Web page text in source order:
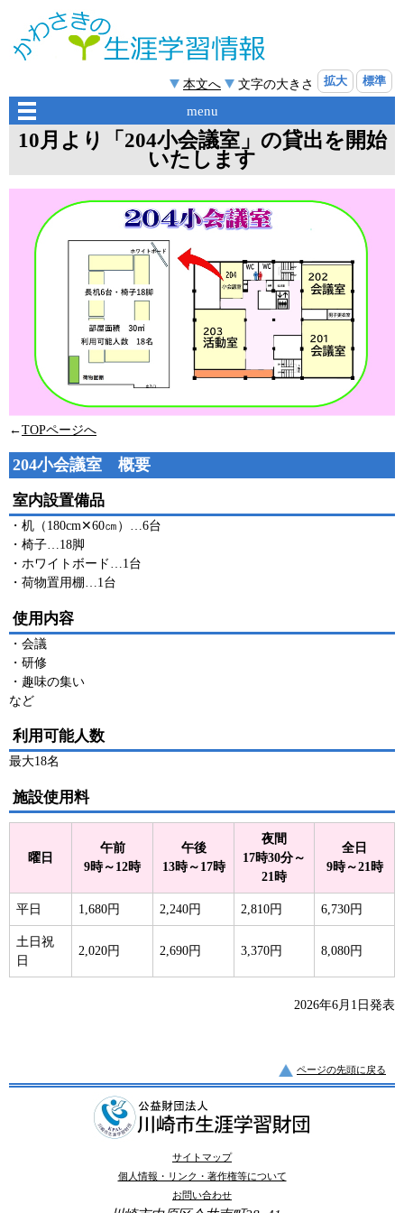
本文へ 文字の大きさ 拡大 標準
menu
10月より「204小会議室」の貸出を開始
いたします
←TOPページへ
204小会議室 概要
室内設置備品
・机（180cm✕60㎝）…6台
・椅子…18脚
・ホワイトボード…1台
・荷物置用棚…1台
使用内容
・会議
・研修
・趣味の集い
など
利用可能人数
最大18名
施設使用料
曜日
午前
9時～12時
午後
13時～17時
夜間
17時30分～
21時
全日
9時～21時
平日 1,680円 2,240円 2,810円 6,730円
土日祝
日
2,020円 2,690円 3,370円 8,080円
2026年6月1日発表
ページの先頭に戻る
サイトマップ
個人情報・リンク・著作権等について
お問い合わせ